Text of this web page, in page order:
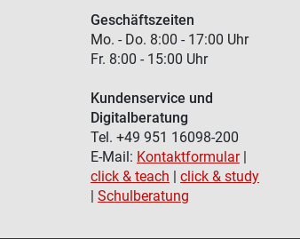
Geschäftszeiten
Mo. - Do. 8:00 - 17:00 Uhr
Fr. 8:00 - 15:00 Uhr
Kundenservice und
Digitalberatung
Tel. +49 951 16098-200
E-Mail: Kontaktformular|
click & teach | click & study
| Schulberatung